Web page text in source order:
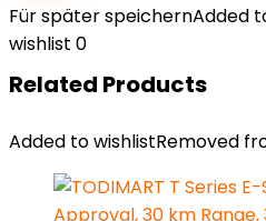
Für später speichernAdded
wishlist 0
Related Products
Added to wishlistRemoved